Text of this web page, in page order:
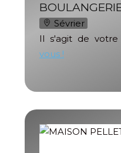
Sévrier
Il s'agit de votre
vous !